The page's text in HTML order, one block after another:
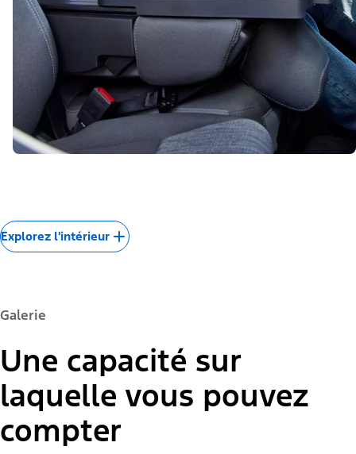
Explorez l'intérieur
Galerie
Une capacité sur
laquelle vous pouvez
compter